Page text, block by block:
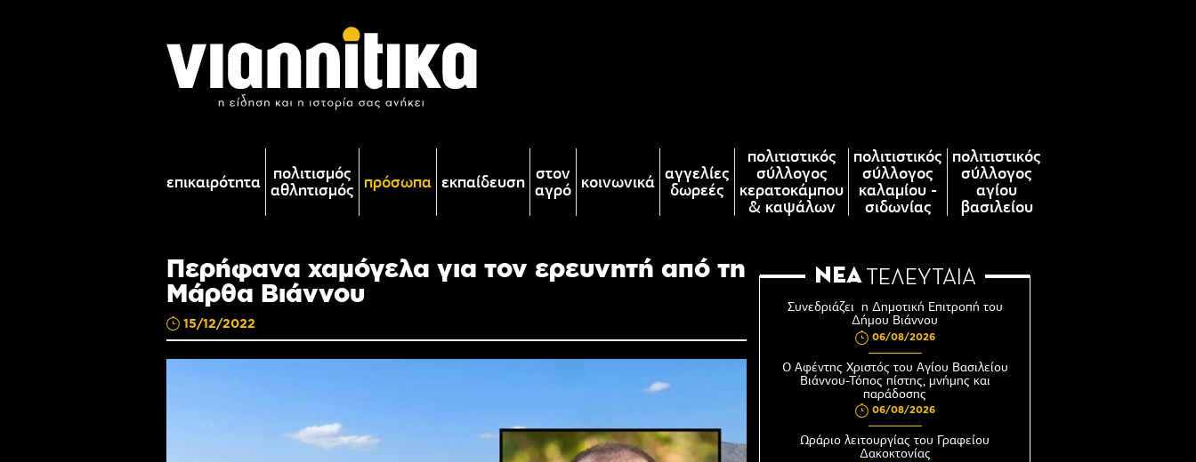
επικαιρότητα πολιτισμός
αθλητισμός πρόσωπα εκπαίδευση στον
αγρό κοινωνικά αγγελίες
δωρεές
πολιτιστικός
σύλλογος
κερατοκάμπου
& καψάλων
πολιτιστικός
σύλλογος
καλαμίου -
σιδωνίας
πολιτιστικός
σύλλογος
αγίου
βασιλείου
Περήφανα χαμόγελα για τον ερευνητή από τη
Μάρθα Βιάννου
15/12/2022
ΝΕΑ ΤΕΛΕΥΤΑΙΑ
Συνεδριάζει η Δημοτική Επιτροπή του
Δήμου Βιάννου
06/08/2026
Ο Αφέντης Χριστός του Αγίου Βασιλείου
Βιάννου-Τόπος πίστης, μνήμης και
παράδοσης
06/08/2026
Ωράριο λειτουργίας του Γραφείου
Δακοκτονίας